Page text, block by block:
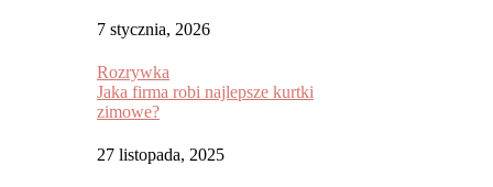
7 stycznia, 2026
Rozrywka
Jaka firma robi najlepsze kurtki
zimowe?
27 listopada, 2025